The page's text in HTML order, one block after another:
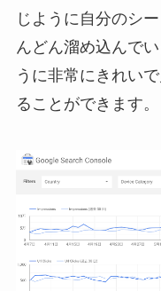
じように自分のシ
んどん溜め込んで
うに非常にきれい
ることができます。